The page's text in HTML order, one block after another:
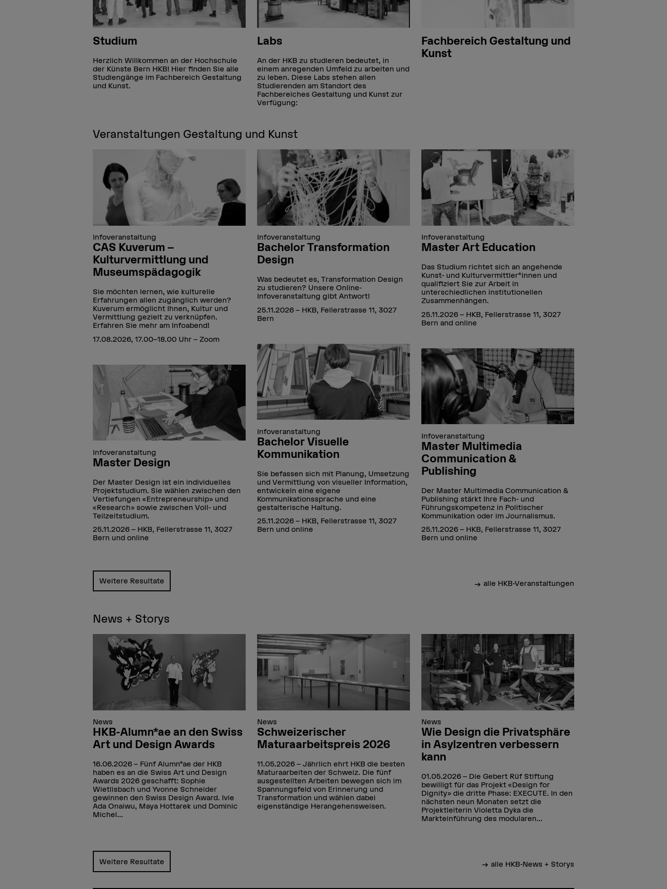
Studium
Herzlich Willkommen an der Hochschule
der Künste Bern HKB! Hier finden Sie alle
Studiengänge im Fachbereich Gestaltung
und Kunst.
Labs
An der HKB zu studieren bedeutet, in
einem anregenden Umfeld zu arbeiten und
zu leben. Diese Labs stehen allen
Studierenden am Standort des
Fachbereiches Gestaltung und Kunst zur
Verfügung:
Fachbereich Gestaltung und
Kunst
Veranstaltungen Gestaltung und Kunst
Infoveranstaltung
CAS Kuverum –
Kulturvermittlung und
Museumspädagogik
Sie möchten lernen, wie kulturelle
Erfahrungen allen zugänglich werden?
Kuverum ermöglicht Ihnen, Kultur und
Vermittlung gezielt zu verknüpfen.
Erfahren Sie mehr am Infoabend!
17.08.2026, 17.00–18.00 Uhr – Zoom
Infoveranstaltung
Master Design
Der Master Design ist ein individuelles
Projektstudium. Sie wählen zwischen den
Vertiefungen «Entrepreneurship» und
«Research» sowie zwischen Voll- und
Teilzeitstudium.
25.11.2026 – HKB, Fellerstrasse 11, 3027
Bern und online
Infoveranstaltung
Bachelor Transformation
Design
Was bedeutet es, Transformation Design
zu studieren? Unsere Online-
Infoveranstaltung gibt Antwort!
25.11.2026 – HKB, Fellerstrasse 11, 3027
Bern
Infoveranstaltung
Bachelor Visuelle
Kommunikation
Sie befassen sich mit Planung, Umsetzung
und Vermittlung von visueller Information,
entwickeln eine eigene
Kommunikationssprache und eine
gestalterische Haltung.
25.11.2026 – HKB, Fellerstrasse 11, 3027
Bern und online
Infoveranstaltung
Master Art Education
Das Studium richtet sich an angehende
Kunst- und Kulturvermittler*innen und
qualifiziert Sie zur Arbeit in
unterschiedlichen institutionellen
Zusammenhängen.
25.11.2026 – HKB, Fellerstrasse 11, 3027
Bern and online
Infoveranstaltung
Master Multimedia
Communication &
Publishing
Der Master Multimedia Communication &
Publishing stärkt Ihre Fach- und
Führungskompetenz in Politischer
Kommunikation oder im Journalismus.
25.11.2026 – HKB, Fellerstrasse 11, 3027
Bern und online
Weitere Resultate alle HKB-Veranstaltungen
News + Storys
News
HKB-Alumn*ae an den Swiss
Art und Design Awards
16.06.2026
Fünf Alumn*ae der HKB
haben es an die Swiss Art und Design
Awards 2026 geschafft: Sophie
Wietlisbach und Yvonne Schneider
gewinnen den Swiss Design Award. Ivie
Ada Onaiwu, Maya Hottarek und Dominic
Michel...
News
Schweizerischer
Maturaarbeitspreis 2026
11.05.2026
Jährlich ehrt HKB die besten
Maturaarbeiten der Schweiz. Die fünf
ausgestellten Arbeiten bewegen sich im
Spannungsfeld von Erinnerung und
Transformation und wählen dabei
eigenständige Herangehensweisen.
News
Wie Design die Privatsphäre
in Asylzentren verbessern
kann
01.05.2026
Die Gebert Rüf Stiftung
bewilligt für das Projekt «Design for
Dignity» die dritte Phase: EXECUTE. In den
nächsten neun Monaten setzt die
Projektleiterin Violetta Dyka die
Markteinführung des modularen...
Weitere Resultate alle HKB-News + Storys